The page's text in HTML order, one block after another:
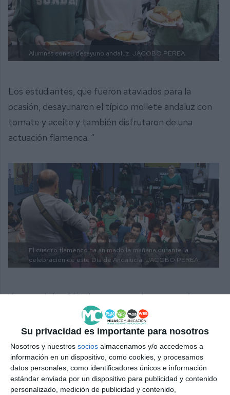
Su privacidad es importante para nosotros
Nosotros y nuestros socios almacenamos y/o accedemos a
información en un dispositivo, como cookies, y procesamos
datos personales, como identificadores únicos e información
estándar enviada por un dispositivo para publicidad y contenido
personalizado, medición de publicidad y contenido,
Alumnas con su desayuno andaluz. JACOBO PEREA.
Los estudiantes, que fueron ataviados para la
ocasión, desayunaron el típico mollete andaluz con
tomate y aceite y también disfrutaron de una
actuación flamenca. “
El cuadro flamenco ha animado la mañana durante la
celebración de este Día de Andalucía. JACOBO PEREA.
Como veis los 230 alumnos y profesores están
perfectamente integrados como si fueran una gran
familia” y reiteró Bravo que “ese ha sido el gran
secreto del crecimiento de Mijas, integrar al que
venía de otros países dentro la atmósfera y nuestra
cultura”.